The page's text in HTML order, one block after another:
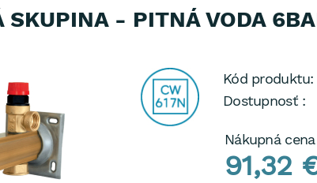
SKUPINA - PITNÁ VODA
Kód produktu:
Dostupnosť :
Nákupná cena
91,32